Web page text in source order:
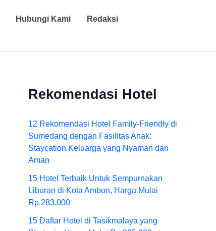
Hubungi Kami
Redaksi
Rekomendasi Hotel
12 Rekomendasi Hotel Family-Friendly di
Sumedang dengan Fasilitas Anak:
Staycation Keluarga yang Nyaman dan
Aman
15 Hotel Terbaik Untuk Sempurnakan
Liburan di Kota Ambon, Harga Mulai
Rp.283.000
15 Daftar Hotel di Tasikmalaya yang